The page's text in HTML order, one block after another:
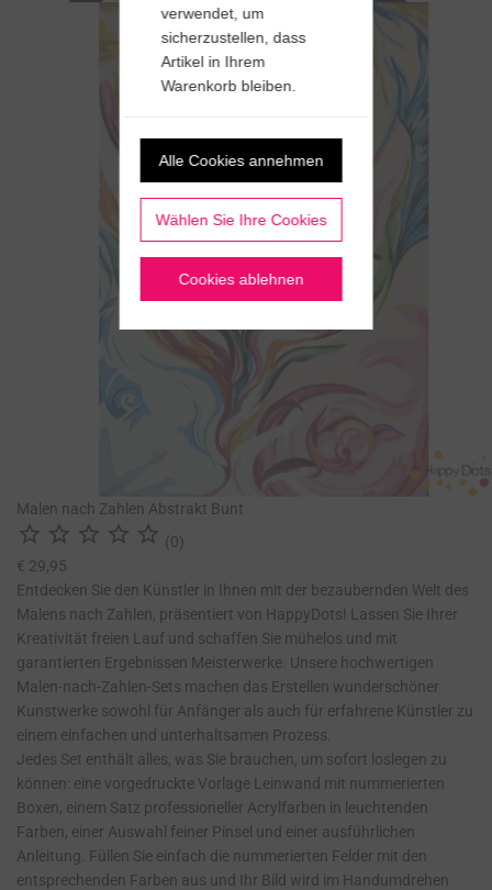
Malen nach Zahlen Abstrakt Bunt
     (0)
€ 29,95
Entdecken Sie den Künstler in Ihnen mit der bezaubernden Welt des
Malens nach Zahlen, präsentiert von HappyDots! Lassen Sie Ihrer
Kreativität freien Lauf und schaffen Sie mühelos und mit
garantierten Ergebnissen Meisterwerke. Unsere hochwertigen
Malen-nach-Zahlen-Sets machen das Erstellen wunderschöner
Kunstwerke sowohl für Anfänger als auch für erfahrene Künstler zu
einem einfachen und unterhaltsamen Prozess.
Jedes Set enthält alles, was Sie brauchen, um sofort loslegen zu
können: eine vorgedruckte Vorlage Leinwand mit nummerierten
Boxen, einem Satz professioneller Acrylfarben in leuchtenden
Farben, einer Auswahl feiner Pinsel und einer ausführlichen
Anleitung. Füllen Sie einfach die nummerierten Felder mit den
entsprechenden Farben aus und Ihr Bild wird im Handumdrehen
verwendet, um
sicherzustellen, dass
Artikel in Ihrem
Warenkorb bleiben.
Alle Cookies annehmen
Wählen Sie Ihre Cookies
Cookies ablehnen